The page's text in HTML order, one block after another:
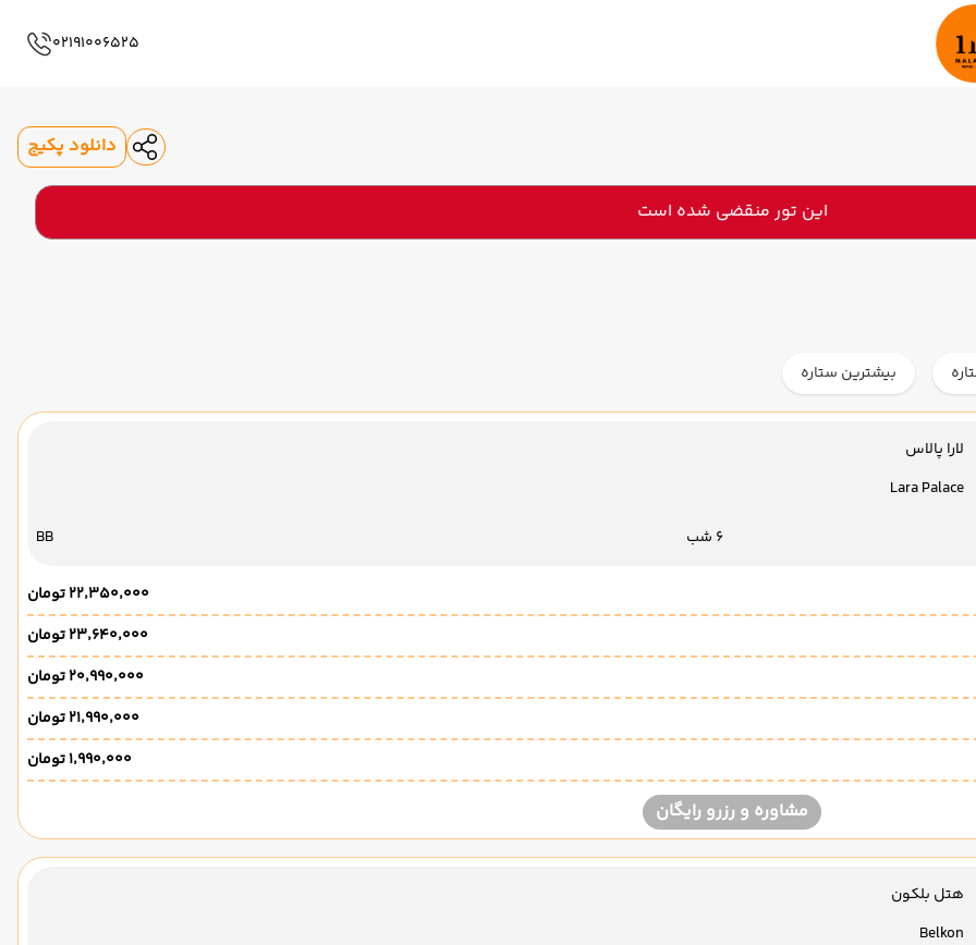
02191006525
دانلود پکیج
این تور منقضی شده است
بیشترین ستاره
لارا پالاس
Lara Palace
6 شب BB
۲۲٬۳۵۰٬۰۰۰ تومان
۲۳٬۶۴۰٬۰۰۰ تومان
۲۰٬۹۹۰٬۰۰۰ تومان
۲۱٬۹۹۰٬۰۰۰ تومان
۱٬۹۹۰٬۰۰۰ تومان
مشاوره و رزرو رایگان
هتل بلکون
Belkon